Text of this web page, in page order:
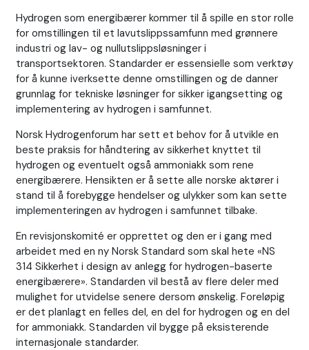
Hydrogen som energibærer kommer til å spille en stor rolle
for omstillingen til et lavutslippssamfunn med grønnere
industri og lav- og nullutslippsløsninger i
transportsektoren. Standarder er essensielle som verktøy
for å kunne iverksette denne omstillingen og de danner
grunnlag for tekniske løsninger for sikker igangsetting og
implementering av hydrogen i samfunnet.
Norsk Hydrogenforum har sett et behov for å utvikle en
beste praksis for håndtering av sikkerhet knyttet til
hydrogen og eventuelt også ammoniakk som rene
energibærere. Hensikten er å sette alle norske aktører i
stand til å forebygge hendelser og ulykker som kan sette
implementeringen av hydrogen i samfunnet tilbake.
En revisjonskomité er opprettet og den er i gang med
arbeidet med en ny Norsk Standard som skal hete «NS
314 Sikkerhet i design av anlegg for hydrogen-baserte
energibærere». Standarden vil bestå av flere deler med
mulighet for utvidelse senere dersom ønskelig. Foreløpig
er det planlagt en felles del, en del for hydrogen og en del
for ammoniakk. Standarden vil bygge på eksisterende
internasjonale standarder.